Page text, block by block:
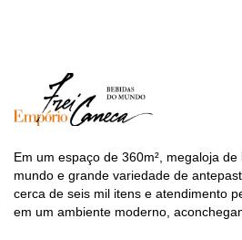
Em um espaço de 360m², megaloja de
mundo e grande variedade de
cerca de seis mil itens e atendimento
em um ambiente moderno,